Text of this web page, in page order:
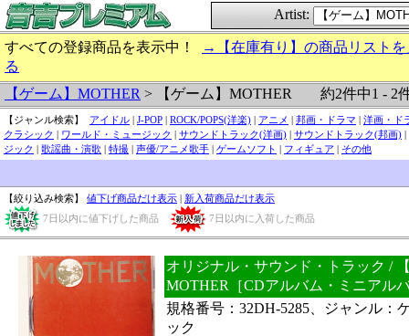
Artist:
すべての登録商品を表示中！
→【在庫有り】の商品リストを
る
【ゲーム】MOTHER > 【ゲーム】MOTHER 約2件中1 - 2
【ジャンル検索】 アイドル | J-POP | ROCK/POPS(洋楽) | アニメ | 邦画・ドラマ | 洋画・ド
クラシック | ワールド・ミュージック | サウンドトラック(洋画) | サウンドトラック(邦画) |
ジック | 歌謡曲・演歌 | 特撮 | 声優/アニメ歌手 | ゲームソフト | フィギュア | その他
【絞り込み検索】 値下げ商品だけ表示 | 新入荷商品だけ表示
7日以内に値下げした商品
7日以内に入荷した商品
オリジナル・サウンド・トラック /
MOTHER［CDアルバム・ミニアル
規格番号：32DH-5285、ジャンル：
ック